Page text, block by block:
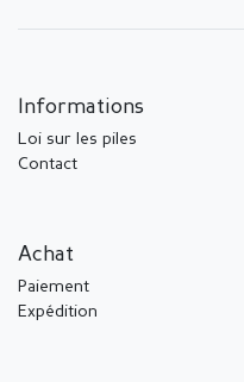
Informations
Loi sur les piles
Contact
Achat
Paiement
Expédition